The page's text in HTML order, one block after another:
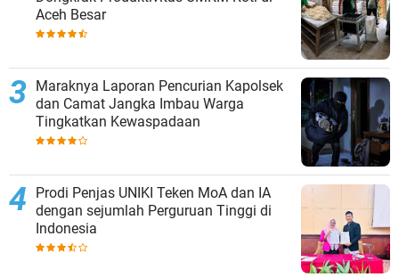
Aceh Besar
Maraknya Laporan Pencurian Kapolsek
dan Camat Jangka Imbau Warga
Tingkatkan Kewaspadaan
Prodi Penjas UNIKI Teken MoA dan IA
dengan sejumlah Perguruan Tinggi di
Indonesia